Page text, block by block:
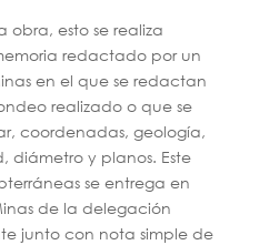
obra, esto se realiza
redactado por un
en el que se redactan
realizado o que se
coordenadas, geología,
diámetro y planos. Este
se entrega en
de la delegación
junto con nota simple de